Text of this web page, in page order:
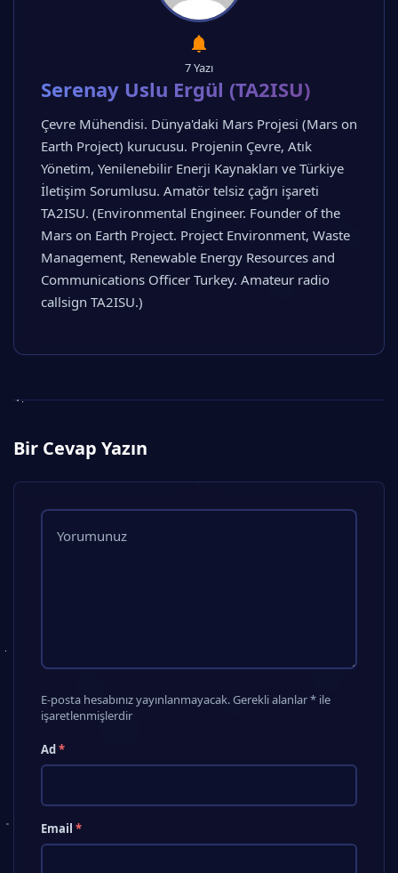
7 Yazı
Serenay Uslu Ergül (TA2ISU)
Çevre Mühendisi. Dünya'daki Mars Projesi (Mars on
Earth Project) kurucusu. Projenin Çevre, Atık
Yönetim, Yenilenebilir Enerji Kaynakları ve Türkiye
İletişim Sorumlusu. Amatör telsiz çağrı işareti
TA2ISU. (Environmental Engineer. Founder of the
Mars on Earth Project. Project Environment, Waste
Management, Renewable Energy Resources and
Communications Officer Turkey. Amateur radio
callsign TA2ISU.)
Bir Cevap Yazın
E-posta hesabınız yayınlanmayacak. Gerekli alanlar * ile
işaretlenmişlerdir
Ad*
Email *